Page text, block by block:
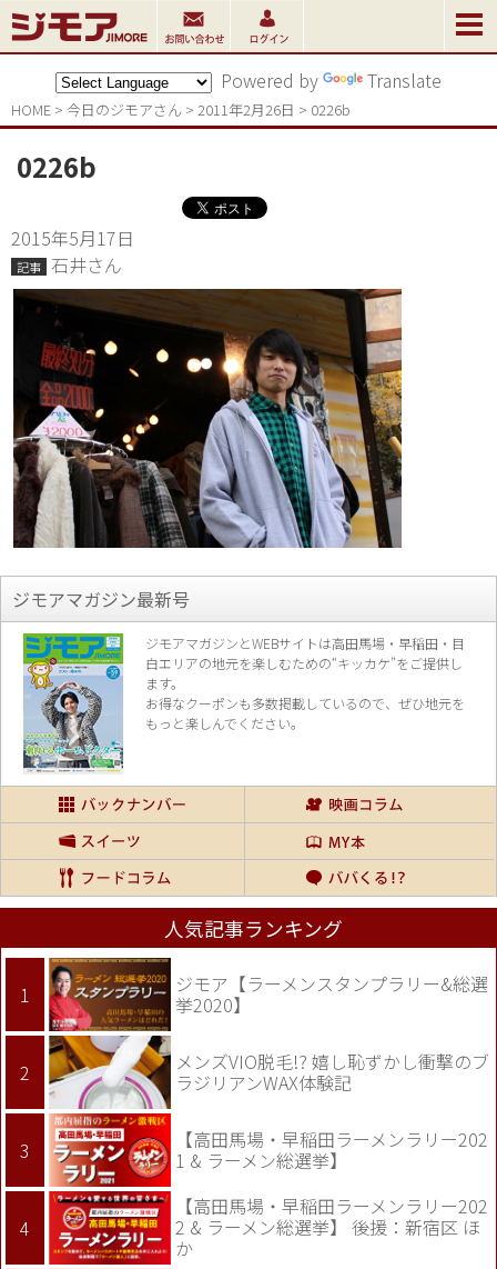
Powered by Translate
HOME > 今日のジモアさん > 2011年2月26日 > 0226b
0226b
2015年5月17日
記事 石井さん
ジモアマガジン最新号
ジモアマガジンとWEBサイトは高田馬場・早稲田・目
白エリアの地元を楽しむための“キッカケ”をご提供し
ます。
お得なクーポンも多数掲載しているので、 ぜひ地元を
もっと楽しんでください。
人気記事ランキング
ジモア【ラーメンスタンプラリー&総選
挙2020】
メンズVIO脱毛!? 嬉し恥ずかし衝撃のブ
ラジリアンWAX体験記
【高田馬場・早稲田ラーメンラリー202
1 & ラーメン総選挙】
【高田馬場・早稲田ラーメンラリー202
2 & ラーメン総選挙】 後援：新宿区 ほ
か